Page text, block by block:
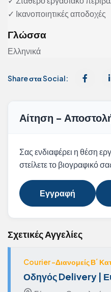
✓ Ικανοποιητικές αποδοχές
Γλώσσα
Ελληνικά
Share στα Social:
Αίτηση -
Σας ενδιαφέρει η θέση
στείλετε το βιογραφικό
Εγγραφή
Σχετικές Αγγελίες
Courier -Διανομείς Β΄
Οδηγός Delivery |